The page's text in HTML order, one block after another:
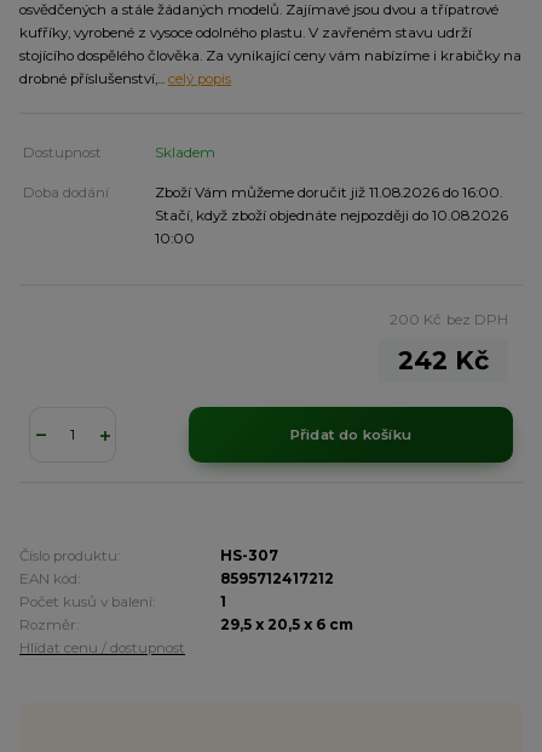
osvědčených a stále žádaných modelů. Zajímavé jsou dvou a třípatrové
kufříky, vyrobené z vysoce odolného plastu. V zavřeném stavu udrží
stojícího dospělého člověka. Za vynikající ceny vám nabízíme i krabičky na
drobné příslušenství,... celý popis
Dostupnost Skladem
Doba dodání
Zboží Vám můžeme doručit již 11.08.2026 do 16:00.
Stačí, když zboží objednáte nejpozději do 10.08.2026
10:00
242 Kč
200 Kč bez DPH
Přidat do košíku
Číslo produktu:
HS-307
EAN kód:
8595712417212
Počet kusů v balení:
1
Rozměr:
29,5 x 20,5 x 6 cm
Hlídat cenu / dostupnost